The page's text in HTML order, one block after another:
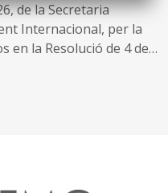
de la Secretaria
Internacional, per la
en la Resolució de 4 de